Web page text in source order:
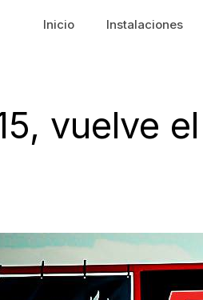
Inicio Instalaciones
vuelve